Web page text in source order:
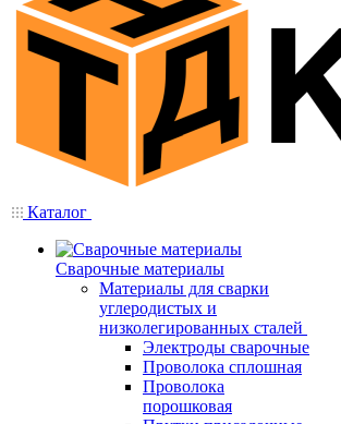
Каталог
Сварочные материалы
Материалы для сварки
углеродистых и
низколегированных сталей
Электроды сварочные
Проволока сплошная
Проволока
порошковая